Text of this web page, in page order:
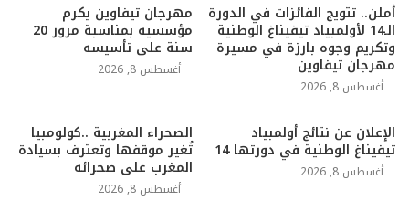
أملن.. تتويج الفائزات في الدورة
الـ14 لأولمبياد تيفيناغ الوطنية
وتكريم وجوه بارزة في مسيرة
مهرجان تيفاوين
أغسطس 8, 2026
مهرجان تيفاوين يكرم
مؤسسيه بمناسبة مرور 20
سنة على تأسيسه
أغسطس 8, 2026
الإعلان عن نتائج أولمبياد
تيفيناغ الوطنية في دورتها 14
أغسطس 8, 2026
الصحراء المغربية ..كولومبيا
تُغير موقفها وتعترف بسيادة
المغرب على صحرائه
أغسطس 8, 2026